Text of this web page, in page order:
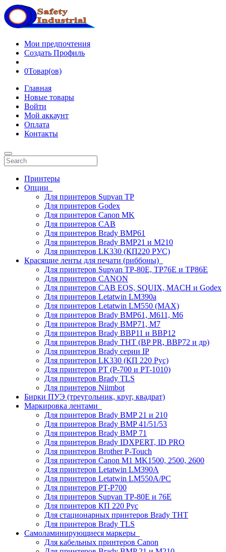
Мои предпочтения
Создать Профиль
0Товар(ов)
Главная
Новые товары
Войти
Мой аккаунт
Оплата
Контакты
Принтеры
Опции
Для принтеров Supvan TP
Для принтеров Godex
Для принтеров Canon MK
Для принтеров CAB
Для принтеров Brady BMP61
Для принтеров Brady BMP21 и M210
Для принтеров LK330 (КП220 РУС)
Красящие ленты для печати (риббоны)
Для принтеров Supvan TP-80E, TP76E и TP86E
Для принтеров CANON
Для принтеров CAB EOS, SQUIX, MACH и Godex
Для принтеров Letatwin LM390a
Для принтеров Letatwin LM550 (MAX)
Для принтеров Brady BMP61, M611, M6
Для принтеров Brady BMP71, M7
Для принтеров Brady BBP11 и BBP12
Для принтеров Brady THT (BP PR, BBP72 и др)
Для принтеров Brady серии IP
Для принтеров LK330 (КП 220 Рус)
Для принтеров PT (P-700 и PT-1010)
Для принтеров Brady TLS
Для принтеров Niimbot
Бирки ПУЭ (треугольник, круг, квадрат)
Маркировка лентами
Для принтеров Brady BMP 21 и 210
Для принтеров Brady BMP 41/51/53
Для принтеров Brady BMP 71
Для принтеров Brady IDXPERT, ID PRO
Для принтеров Brother P-Touch
Для принтеров Canon M1 MK1500, 2500, 2600
Для принтеров Letatwin LM390A
Для принтеров Letatwin LM550A/PC
Для принтеров PT-P700
Для принтеров Supvan TP-80E и 76E
Для принтеров КП 220 Рус
Для стационарных принтеров Brady THT
Для принтеров Brady TLS
Самоламинирующиеся маркеры
Для кабельных принтеров Canon